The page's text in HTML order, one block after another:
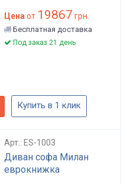
Цена от 19867 грн.
Бесплатная доставка
Под заказ 21 день
Купить в 1 клик
Арт.: ES-1003
Диван софа Милан
еврокнижка